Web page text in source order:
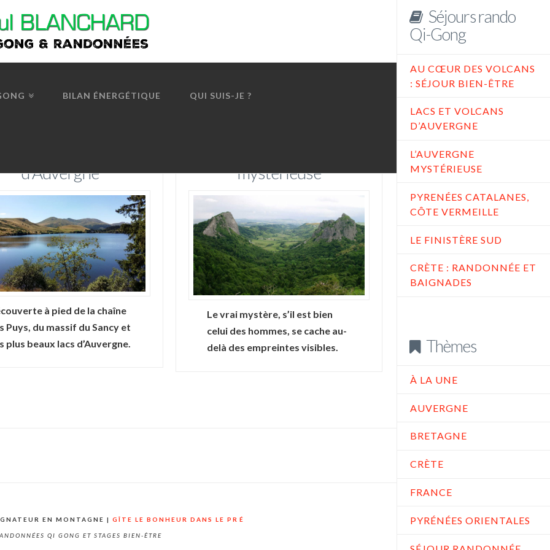
BILAN ÉNERGÉTIQUE QUI SUIS-JE ?
d’Auvergne
à pied de la chaîne
Puys, du massif du Sancy et
plus beaux lacs d’Auvergne.
mystérieuse
Le vrai mystère, s’il est bien
celui des hommes, se cache au-
delà des empreintes visibles.
Séjours rando
Qi-Gong
AU CŒUR DES VOLCANS
: SÉJOUR BIEN-ÊTRE
LACS ET VOLCANS
D’AUVERGNE
L’AUVERGNE
MYSTÉRIEUSE
PYRENÉES CATALANES,
CÔTE VERMEILLE
LE FINISTÈRE SUD
CRÈTE : RANDONNÉE ET
BAIGNADES
Thèmes
À LA UNE
AUVERGNE
BRETAGNE
CRÈTE
FRANCE
PYRÉNÉES ORIENTALES
EN MONTAGNE | GÎTE LE BONHEUR DANS LE PRÉ
QI GONG ET STAGES BIEN-ÊTRE